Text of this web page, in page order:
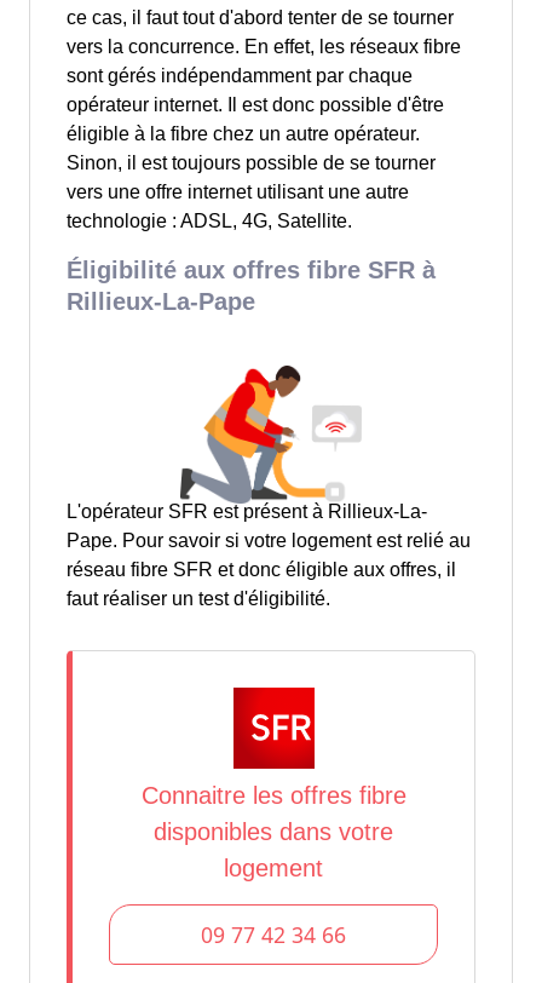
ce cas, il faut tout d'abord tenter de se tourner
vers la concurrence. En effet, les réseaux fibre
sont gérés indépendamment par chaque
opérateur internet. Il est donc possible d'être
éligible à la fibre chez un autre opérateur.
Sinon, il est toujours possible de se tourner
vers une offre internet utilisant une autre
technologie : ADSL, 4G, Satellite.
Éligibilité aux offres fibre SFR à
Rillieux-La-Pape
L'opérateur SFR est présent à Rillieux-La-
Pape. Pour savoir si votre logement est relié au
réseau fibre SFR et donc éligible aux offres, il
faut réaliser un test d'éligibilité.